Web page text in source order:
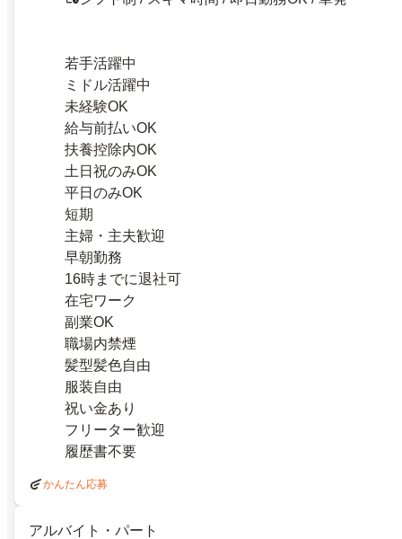
若手活躍中
ミドル活躍中
未経験OK
給与前払いOK
扶養控除内OK
土日祝のみOK
平日のみOK
短期
主婦・主夫歓迎
早朝勤務
16時までに退社可
在宅ワーク
副業OK
職場内禁煙
髪型髪色自由
服装自由
祝い金あり
フリーター歓迎
履歴書不要
かんたん応募
アルバイト・パート